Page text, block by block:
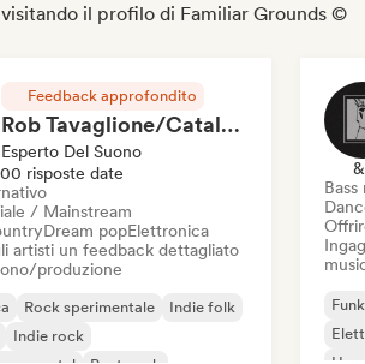
il profilo di Familiar Grounds ©
Feedback approfondito
Rob Tavaglione/Catalyst Recording
Esperto Del Suono
risposte date
/ Mainstream
Dream popElettronica
artisti un feedback dettagliato
produzione
Rock sperimentale
Indie folk
Indie rock
Bass